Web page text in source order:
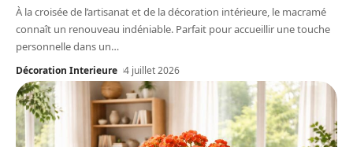
À la croisée de l’artisanat et de la décoration intérieure, le macramé
connaît un renouveau indéniable. Parfait pour accueillir une touche
personnelle dans un…
Décoration Interieure 4 juillet 2026